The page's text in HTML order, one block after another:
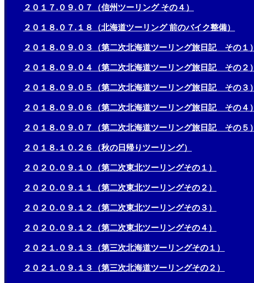
２０１７.０９.０７（信州ツーリング その４）
２０１８.０７.１８（北海道ツーリング 前のバイク整備）
２０１８.０９.０３（第二次北海道ツーリング旅日記 その１）
２０１８.０９.０４（第二次北海道ツーリング旅日記 その２）
２０１８.０９.０５（第二次北海道ツーリング旅日記 その３）
２０１８.０９.０６（第二次北海道ツーリング旅日記 その４）
２０１８.０９.０７（第二次北海道ツーリング旅日記 その５）
２０１８.１０.２６（秋の日帰りツーリング）
２０２０.０９.１０（第二次東北ツーリングその１）
２０２０.０９.１１（第二次東北ツーリングその２）
２０２０.０９.１２（第二次東北ツーリングその３）
２０２０.０９.１２（第二次東北ツーリングその４）
２０２１.０９.１３（第三次北海道ツーリングその１）
２０２１.０９.１３（第三次北海道ツーリングその２）